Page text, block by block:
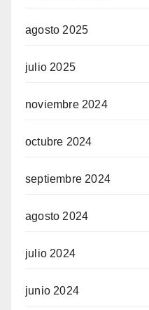
agosto 2025
julio 2025
noviembre 2024
octubre 2024
septiembre 2024
agosto 2024
julio 2024
junio 2024